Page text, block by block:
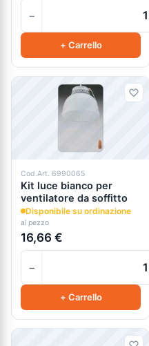
−
+ Carrello
Cod.Art. 6990065
Kit luce bianco per
ventilatore da soffitto
Disponibile su ordinazione
al pezzo
16,66 €
−
+ Carrello